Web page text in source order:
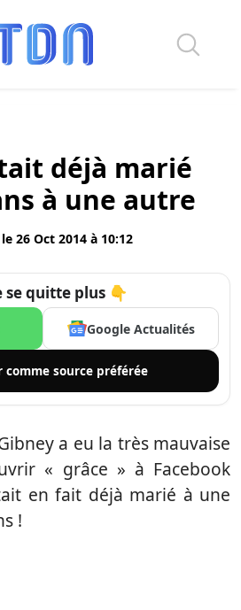
déjà marié
à une autre
le 26 Oct 2014 à 10:12
se quitte plus 👇
Google Actualités
comme source préférée
a eu la très mauvaise
« grâce » à Facebook
en fait déjà marié à une
!